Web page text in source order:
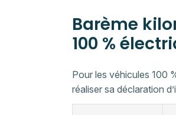
Barème
100 %
Pour les véhicules 100
réaliser sa déclaration